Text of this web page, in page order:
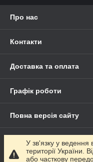
Про нас
Контакти
Доставка та оплата
Графік роботи
Повна версія сайту
Сайт створено на
У зв'язку у ведення
території України.
або часткову